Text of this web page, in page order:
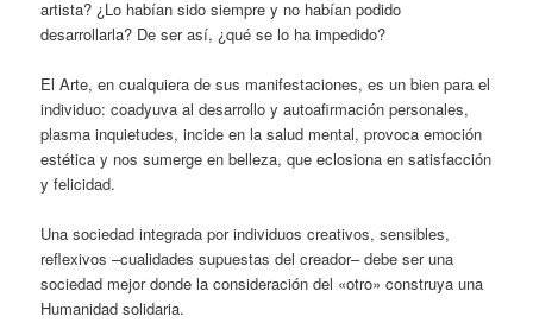
artista? ¿Lo habían sido siempre y no habían podido
desarrollarla? De ser así, ¿qué se lo ha impedido?
El Arte, en cualquiera de sus manifestaciones, es un bien para el
individuo: coadyuva al desarrollo y autoafirmación personales,
plasma inquietudes, incide en la salud mental, provoca emoción
estética y nos sumerge en belleza, que eclosiona en satisfacción
y felicidad.
Una sociedad integrada por individuos creativos, sensibles,
reflexivos –cualidades supuestas del creador– debe ser una
sociedad mejor donde la consideración del «otro» construya una
Humanidad solidaria.